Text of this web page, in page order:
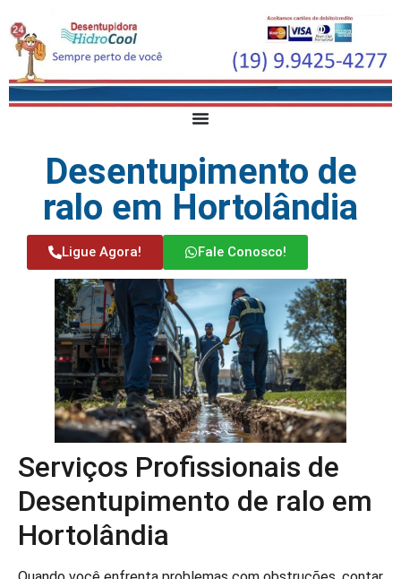
Desentupimento de
ralo em Hortolândia
Ligue Agora! Fale Conosco!
Serviços Profissionais de
Desentupimento de ralo em
Hortolândia